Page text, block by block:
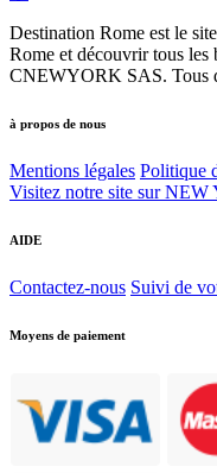
Destination Rome est le
Rome et découvrir tous
CNEWYORK SAS. Tous
à propos de nous
Mentions légales Politique
Visitez notre site sur NEW
AIDE
Contactez-nous Suivi de
Moyens de paiement